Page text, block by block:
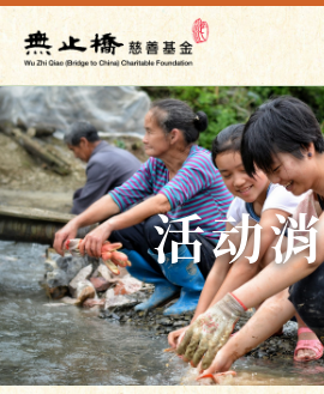
活动